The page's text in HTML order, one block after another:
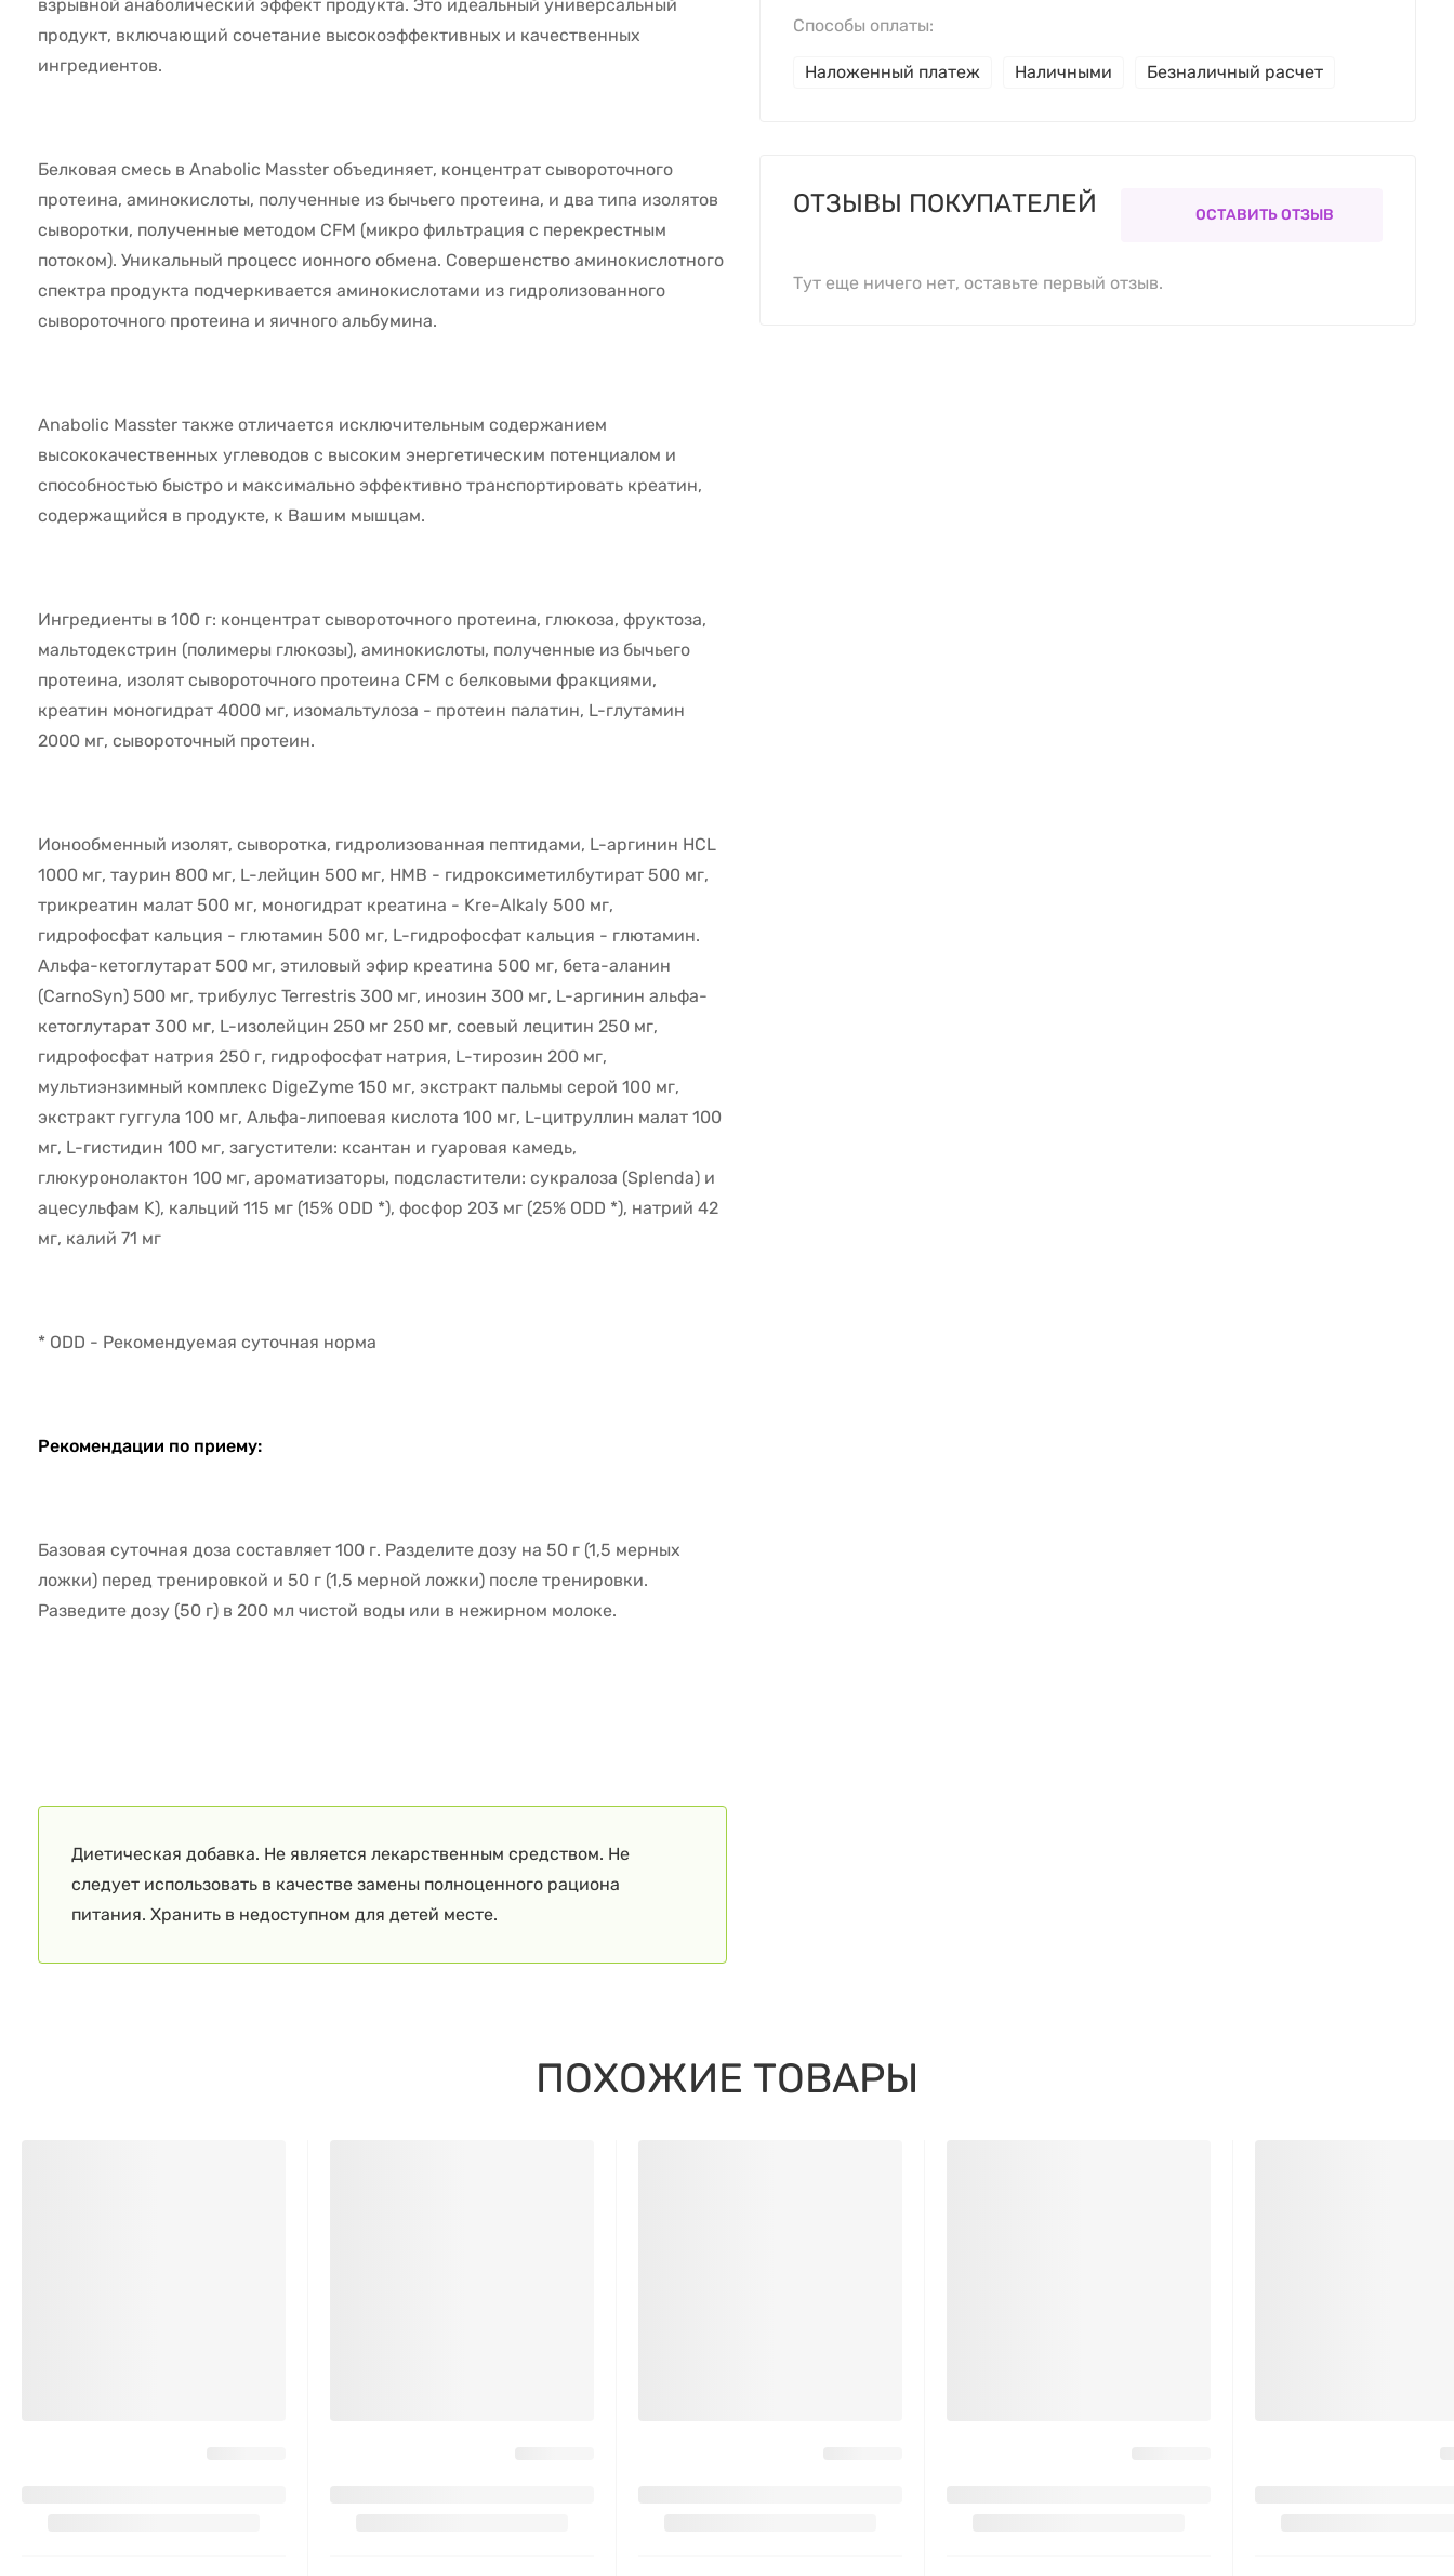
Диетическая добавка. Не является лекарственным средством. Не
следует использовать в качестве замены полноценного рациона
питания. Хранить в недоступном для детей месте.
взрывной анаболический эффект продукта. Это идеальный универсальный
продукт, включающий сочетание высокоэффективных и качественных
ингредиентов.
Белковая смесь в Anabolic Masster объединяет, концентрат сывороточного
протеина, аминокислоты, полученные из бычьего протеина, и два типа изолятов
сыворотки, полученные методом CFM (микро фильтрация с перекрестным
потоком). Уникальный процесс ионного обмена. Совершенство аминокислотного
спектра продукта подчеркивается аминокислотами из гидролизованного
сывороточного протеина и яичного альбумина.
Anabolic Masster также отличается исключительным содержанием
высококачественных углеводов с высоким энергетическим потенциалом и
способностью быстро и максимально эффективно транспортировать креатин,
содержащийся в продукте, к Вашим мышцам.
Ингредиенты в 100 г: концентрат сывороточного протеина, глюкоза, фруктоза,
мальтодекстрин (полимеры глюкозы), аминокислоты, полученные из бычьего
протеина, изолят сывороточного протеина CFM с белковыми фракциями,
креатин моногидрат 4000 мг, изомальтулоза - протеин палатин, L-глутамин
2000 мг, сывороточный протеин.
Ионообменный изолят, сыворотка, гидролизованная пептидами, L-аргинин HCL
1000 мг, таурин 800 мг, L-лейцин 500 мг, HMB - гидроксиметилбутират 500 мг,
трикреатин малат 500 мг, моногидрат креатина - Kre-Alkaly 500 мг,
гидрофосфат кальция - глютамин 500 мг, L-гидрофосфат кальция - глютамин.
Альфа-кетоглутарат 500 мг, этиловый эфир креатина 500 мг, бета-аланин
(CarnoSyn) 500 мг, трибулус Terrestris 300 мг, инозин 300 мг, L-аргинин альфа-
кетоглутарат 300 мг, L-изолейцин 250 мг 250 мг, соевый лецитин 250 мг,
гидрофосфат натрия 250 г, гидрофосфат натрия, L-тирозин 200 мг,
мультиэнзимный комплекс DigeZyme 150 мг, экстракт пальмы серой 100 мг,
экстракт гуггула 100 мг, Альфа-липоевая кислота 100 мг, L-цитруллин малат 100
мг, L-гистидин 100 мг, загустители: ксантан и гуаровая камедь,
глюкуронолактон 100 мг, ароматизаторы, подсластители: сукралоза (Splenda) и
ацесульфам K), кальций 115 мг (15% ODD *), фосфор 203 мг (25% ODD *), натрий 42
мг, калий 71 мг
* ODD - Рекомендуемая суточная норма
Рекомендации по приему:
Базовая суточная доза составляет 100 г. Разделите дозу на 50 г (1,5 мерных
ложки) перед тренировкой и 50 г (1,5 мерной ложки) после тренировки.
Разведите дозу (50 г) в 200 мл чистой воды или в нежирном молоке.
Способы оплаты:
Наложенный платеж Наличными Безналичный расчет
ОТЗЫВЫ ПОКУПАТЕЛЕЙ ОСТАВИТЬ ОТЗЫВ
Тут еще ничего нет, оставьте первый отзыв.
ПОХОЖИЕ ТОВАРЫ